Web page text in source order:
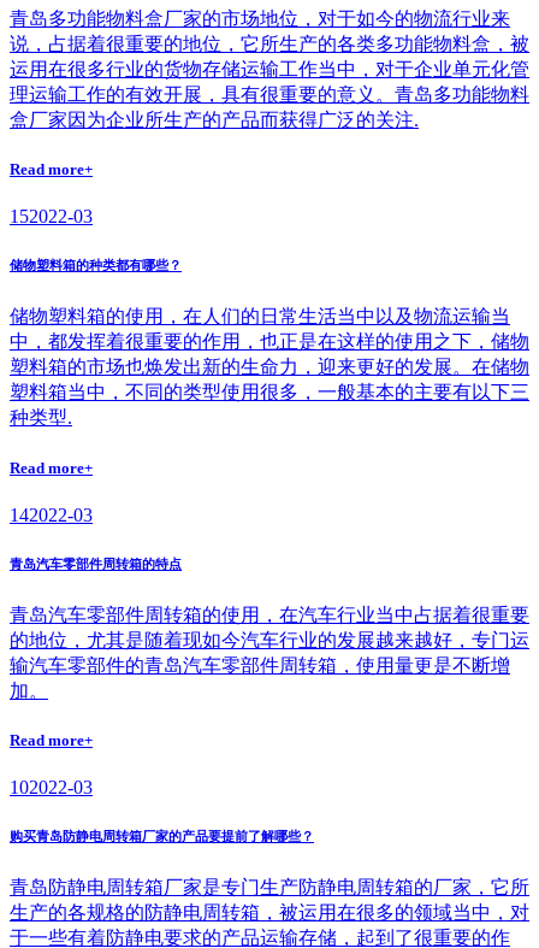
青岛多功能物料盒厂家的市场地位，对于如今的物流行业来
说，占据着很重要的地位，它所生产的各类多功能物料盒，被
运用在很多行业的货物存储运输工作当中，对于企业单元化管
理运输工作的有效开展，具有很重要的意义。青岛多功能物料
盒厂家因为企业所生产的产品而获得广泛的关注.
Read more+
152022-03
储物塑料箱的种类都有哪些？
储物塑料箱的使用，在人们的日常生活当中以及物流运输当
中，都发挥着很重要的作用，也正是在这样的使用之下，储物
塑料箱的市场也焕发出新的生命力，迎来更好的发展。在储物
塑料箱当中，不同的类型使用很多，一般基本的主要有以下三
种类型.
Read more+
142022-03
青岛汽车零部件周转箱的特点
青岛汽车零部件周转箱的使用，在汽车行业当中占据着很重要
的地位，尤其是随着现如今汽车行业的发展越来越好，专门运
输汽车零部件的青岛汽车零部件周转箱，使用量更是不断增
加。
Read more+
102022-03
购买青岛防静电周转箱厂家的产品要提前了解哪些？
青岛防静电周转箱厂家是专门生产防静电周转箱的厂家，它所
生产的各规格的防静电周转箱，被运用在很多的领域当中，对
于一些有着防静电要求的产品运输存储，起到了很重要的作